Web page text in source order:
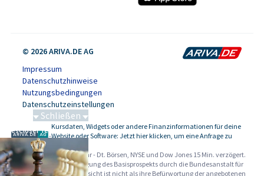
© 2026 ARIVA.DE AG
Impressum
Datenschutzhinweise
Nutzungsbedingungen
Datenschutzeinstellungen
-
Kursdaten, Widgets oder andere Finanzinformationen für deine
Website oder Software: Jetzt hier klicken, um eine Anfrage zu
Alle Angaben ohne Gewähr - Dt. Börsen, NYSE und Dow Jones 15 Min. verzögert.
Werbehinweise:Die Billigung des Basisprospekts durch die Bundesanstalt für
Finanzdienstleistungsaufsicht ist nicht als ihre Befürwortung der angebotenen
Schließen
SalesCloser Technologies